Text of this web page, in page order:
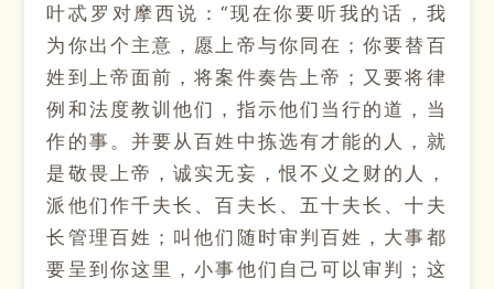
叶忒罗对摩西说：“现在你要听我的话，我
为你出个主意，愿上帝与你同在；你要替百
姓到上帝面前，将案件奏告上帝；又要将律
例和法度教训他们，指示他们当行的道，当
作的事。并要从百姓中拣选有才能的人，就
是敬畏上帝，诚实无妄，恨不义之财的人，
派他们作千夫长、百夫长、五十夫长、十夫
长管理百姓；叫他们随时审判百姓，大事都
要呈到你这里，小事他们自己可以审判；这